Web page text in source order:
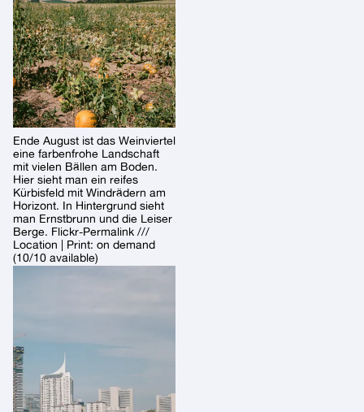
Ende August ist das Weinviertel
eine farbenfrohe Landschaft
mit vielen Bällen am Boden.
Hier sieht man ein reifes
Kürbisfeld mit Windrädern am
Horizont. In Hintergrund sieht
man Ernstbrunn und die Leiser
Berge. Flickr-Permalink ///
Location | Print: on demand
(10/10 available)